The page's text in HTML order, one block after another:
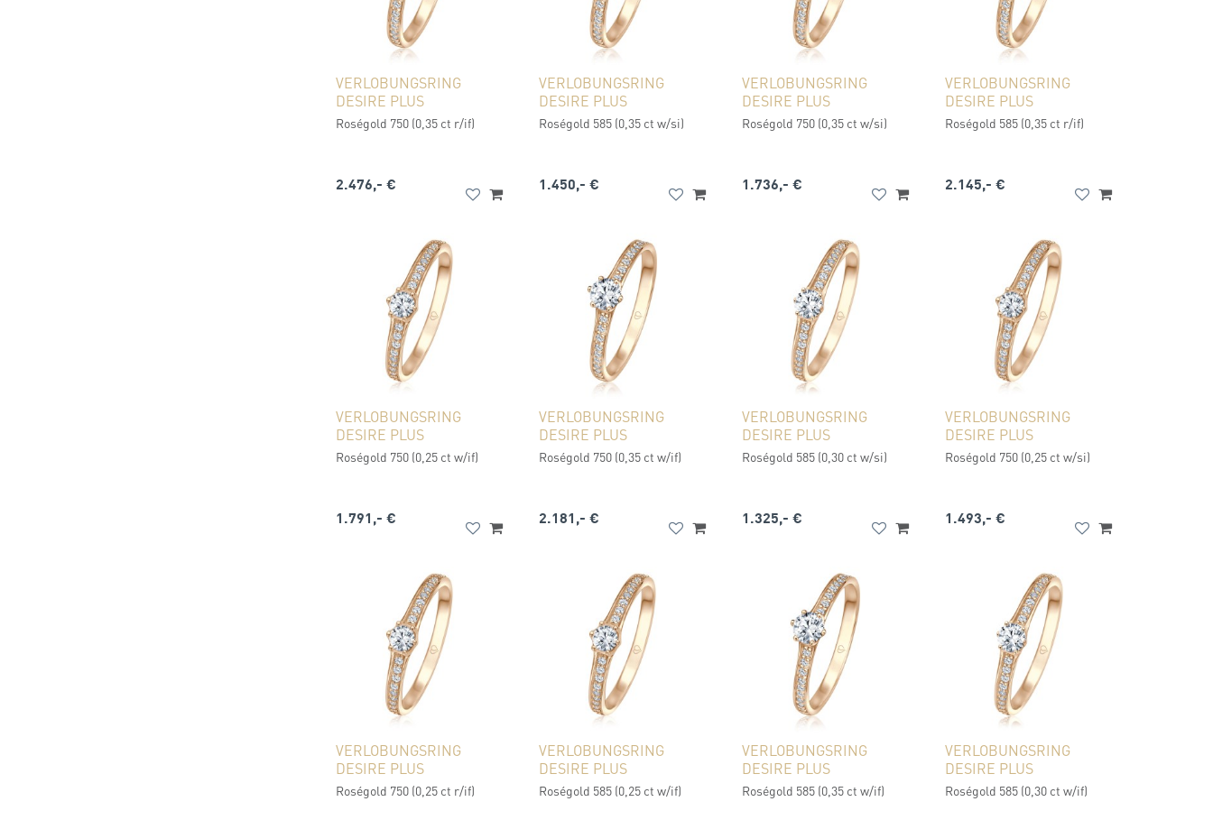
VERLOBUNGSRING
DESIRE PLUS
Roségold 750 (0,35 ct r/if)
2.476,- €
VERLOBUNGSRING
DESIRE PLUS
Roségold 585 (0,35 ct w/si)
1.450,- €
VERLOBUNGSRING
DESIRE PLUS
Roségold 750 (0,35 ct w/si)
1.736,- €
VERLOBUNGSRING
DESIRE PLUS
Roségold 585 (0,35 ct r/if)
2.145,- €
VERLOBUNGSRING
DESIRE PLUS
Roségold 750 (0,25 ct w/if)
1.791,- €
VERLOBUNGSRING
DESIRE PLUS
Roségold 750 (0,35 ct w/if)
2.181,- €
VERLOBUNGSRING
DESIRE PLUS
Roségold 585 (0,30 ct w/si)
1.325,- €
VERLOBUNGSRING
DESIRE PLUS
Roségold 750 (0,25 ct w/si)
1.493,- €
VERLOBUNGSRING
DESIRE PLUS
Roségold 750 (0,25 ct r/if)
VERLOBUNGSRING
DESIRE PLUS
Roségold 585 (0,25 ct w/if)
VERLOBUNGSRING
DESIRE PLUS
Roségold 585 (0,35 ct w/if)
VERLOBUNGSRING
DESIRE PLUS
Roségold 585 (0,30 ct w/if)